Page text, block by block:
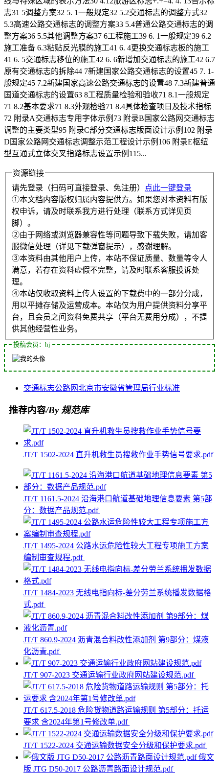
志31 5调整方案32 5. 1一般规定32 5.2交通标志的调整方式32
5.3高速公路交通标志的调整方案33 5.4普通公路交通标志的调
整方案36 5.5其他调整方案37 6工程施工39 6. 1一般规定39 6.2
施工准备 6.3粘贴反光膜的施工41 6. 4更换交通标志板的施工
41 6. 5交通标志移位的施工42 6. 6新增加交通标志的施工42 6.7
原有交通标志的拆除44 7新建国家公路交通标志的设置45 7. 1-
般规定45 7.2新建国家高速公路交通标志的设置48 7.3新建普通
国道交通标志的设置63 8工程质量检验和验收71 8.1一般规定
71 8.2基本要求71 8.3外观检验71 8.4具体检查项日及技术指标
72 附录A交通标志专用字体示例73 附录B国家公路网交通标志
调整的主要类型95 附录C部分交通标志版面设计示例102 附录
D国家公路网交通标志调整示范工程设计示例106 附录E枢纽
型互通式立体交叉指路标志设置示例115...
资源链接
请先登录（扫码可直接登录、免注册）
点此一键登录
①本文档内容版权归属内容提供方。如果您对本资料有版
权申诉，请及时联系我方进行处理（联系方式详见页
脚）。
②由于网络或浏览器兼容性等问题导致下载失败，请加客
服微信处理（详见下载弹窗提示），感谢理解。
③本资料由其他用户上传，本站不保证质量、数量等令人
满意，若存在资料虚假不完整，请及时联系客服投诉处
理。
④本站仅收取资料上传人设置的下载费中的一部分分成，
用以平摊存储及运营成本。本站仅为用户提供资料分享平
台，且会员之间资料免费共享（平台无费用分成），不提
供其他经营性业务。
投稿会员：hj
交通标志公路网北京市安徽省管理局行业标准
推荐内容/By 规范库
JT/T 1502-2024 直升机救生员搜救作业手势信号要求.pdf
JT/T 1161.5-2024 沿海港口航道基础地理信息要素 第5部
分：数据产品规范.pdf
JT/T 1495-2024 公路水运危险性较大工程专项施工方案
编制审查规程.pdf
JT/T 1484-2023 无线电指向标-差分劳兰系统播发数据格
式.pdf
JT/T 860.9-2024 沥青混合料改性添加剂 第9部分：煤液
化沥青.pdf
JT/T 907-2023 交通运输行业政府网站建设规范.pdf
JT/T 617.5-2018 危险货物道路运输规则 第5部分：托运
要求 含2024年第1号修改单.pdf
JT/T 1522-2024 交通运输数据安全分级和保护要求.pdf
俄文
版 JTG D50-2017 公路沥青路面设计规范.pdf